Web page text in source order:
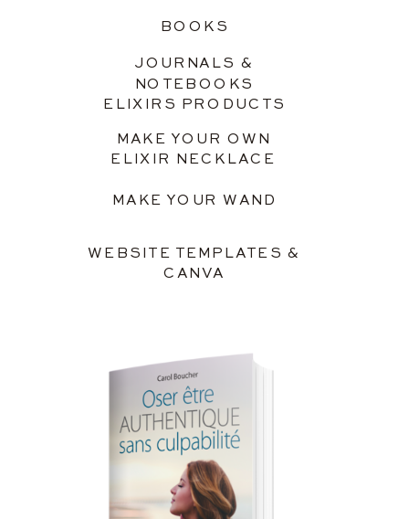
WEBSITE TEMPLATES &
CANVA
JOURNALS &
NOTEBOOKS
MAKE YOUR OWN
ELIXIR NECKLACE
ELIXIRS PRODUCTS
BOOKS
MAKE YOUR WAND